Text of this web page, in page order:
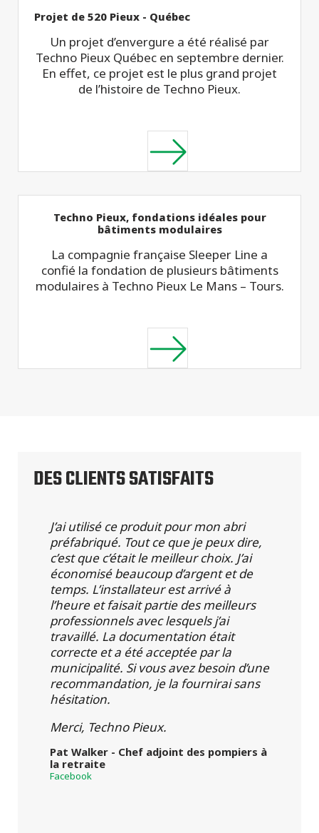
Projet de 520 Pieux - Québec
Un projet d’envergure a été réalisé par
Techno Pieux Québec en septembre dernier.
En effet, ce projet est le plus grand projet
de l’histoire de Techno Pieux.
Techno Pieux, fondations idéales pour
bâtiments modulaires
La compagnie française Sleeper Line a
confié la fondation de plusieurs bâtiments
modulaires à Techno Pieux Le Mans – Tours.
DES CLIENTS SATISFAITS
J’ai utilisé ce produit pour mon abri
préfabriqué. Tout ce que je peux dire,
c’est que c’était le meilleur choix. J’ai
économisé beaucoup d’argent et de
temps. L’installateur est arrivé à
l’heure et faisait partie des meilleurs
professionnels avec lesquels j’ai
travaillé. La documentation était
correcte et a été acceptée par la
municipalité. Si vous avez besoin d’une
recommandation, je la fournirai sans
hésitation.
Merci, Techno Pieux.
Pat Walker - Chef adjoint des pompiers à
la retraite
Facebook